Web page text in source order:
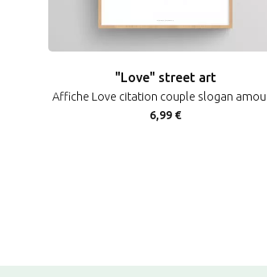
"Love" street art
6,99 €